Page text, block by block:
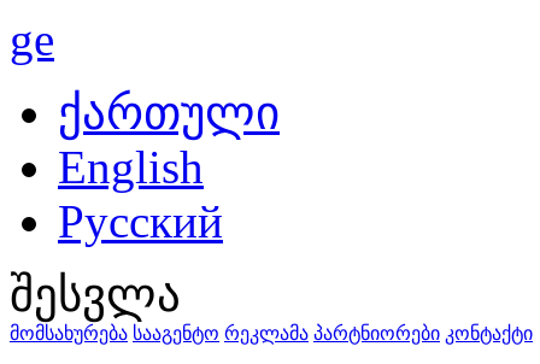
ge
ქართული
English
Русский
შესვლა
მომსახურება სააგენტო რეკლამა პარტნიორები კონტაქტი